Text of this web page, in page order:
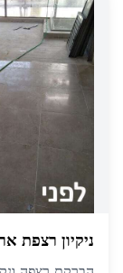
ניקיון רצפת